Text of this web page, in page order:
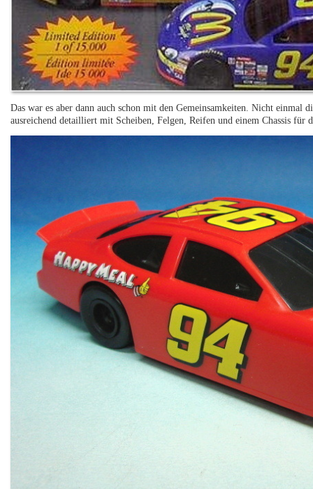
Das war es aber dann auch schon mit den Gemeinsamkeiten. Nicht einmal
ausreichend detailliert mit Scheiben, Felgen, Reifen und einem Chassis